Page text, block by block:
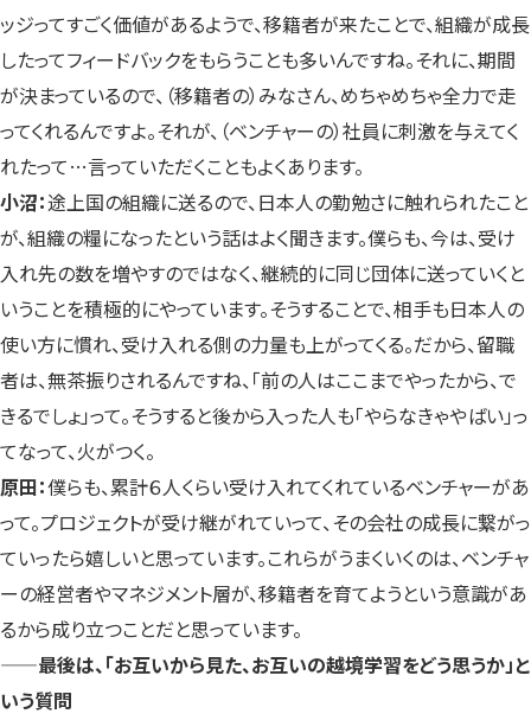
ッジってすごく価値があるようで、移籍者が来たことで、組織が成長
したってフィードバックをもらうことも多いんですね。それに、期間
が決まっているので、（移籍者の）みなさん、めちゃめちゃ全力で走
ってくれるんですよ。それが、（ベンチャーの）社員に刺激を与えてく
れたって…言っていただくこともよくあります。
小沼：途上国の組織に送るので、日本人の勤勉さに触れられたこと
が、組織の糧になったという話はよく聞きます。僕らも、今は、受け
入れ先の数を増やすのではなく、継続的に同じ団体に送っていくと
いうことを積極的にやっています。そうすることで、相手も日本人の
使い方に慣れ、受け入れる側の力量も上がってくる。だから、留職
者は、無茶振りされるんですね、「前の人はここまでやったから、で
きるでしょ」って。そうすると後から入った人も「やらなきゃやばい」っ
てなって、火がつく。
原田：僕らも、累計６人くらい受け入れてくれているベンチャーがあ
って。プロジェクトが受け継がれていって、その会社の成長に繋がっ
ていったら嬉しいと思っています。これらがうまくいくのは、ベンチャ
ーの経営者やマネジメント層が、移籍者を育てようという意識があ
るから成り立つことだと思っています。
——最後は、「お互いから見た、お互いの越境学習をどう思うか」と
いう質問